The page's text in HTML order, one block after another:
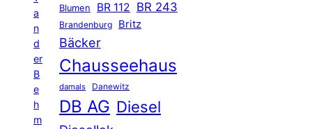
a
n
d
er
B
e
h
m
Blumen BR 112 BR 243
Brandenburg Britz
Bäcker
Chausseehaus
damals Danewitz
DB AG Diesel